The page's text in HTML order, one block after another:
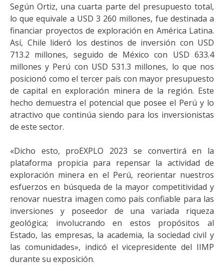
Según Ortiz, una cuarta parte del presupuesto total,
lo que equivale a USD 3 260 millones, fue destinada a
financiar proyectos de exploración en América Latina.
Así, Chile lideró los destinos de inversión con USD
713.2 millones, seguido de México con USD 633.4
millones y Perú con USD 531.3 millones, lo que nos
posicionó como el tercer país con mayor presupuesto
de capital en exploración minera de la región. Este
hecho demuestra el potencial que posee el Perú y lo
atractivo que continúa siendo para los inversionistas
de este sector.
«Dicho esto, proEXPLO 2023 se convertirá en la
plataforma propicia para repensar la actividad de
exploración minera en el Perú, reorientar nuestros
esfuerzos en búsqueda de la mayor competitividad y
renovar nuestra imagen como país confiable para las
inversiones y poseedor de una variada riqueza
geológica; involucrando en estos propósitos al
Estado, las empresas, la academia, la sociedad civil y
las comunidades», indicó el vicepresidente del IIMP
durante su exposición.